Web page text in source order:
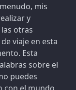
mis
y
otras
viaje en esta
Esta
sobre el
puedes